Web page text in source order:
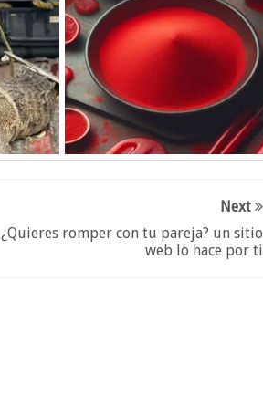
Next
¿Quieres romper con tu pareja? un sitio
web lo hace por ti